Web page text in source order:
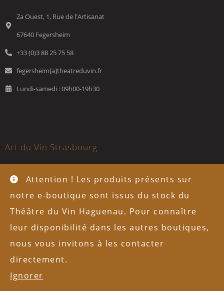
Attention ! Les produits présents sur
notre e-boutique sont issus du stock du
Théâtre du Vin Haguenau. Pour connaître
leur disponibilité dans les autres boutiques,
nous vous invitons à les contacter
directement.
Ignorer
Za Ouest, 1, Rue de l'Artisanat
67640 Fegersheim
+33 (0)3 88 25 75 58
fegersheim[a]theatreduvin.fr
Lundi-samedi : 09h00-19h30
Art du Vin Strasbourg
+33 (0)3 88 35 12 28
austerlitz[a]theatreduvin.fr
Lundi 10h00-13h00/14h00-19h30; mardi-samedi 09h00-19h30
Théâtre du Vin Strasbourg